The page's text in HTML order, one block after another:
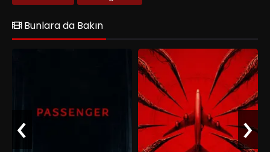
Bunlara da Bakın
‹ ›